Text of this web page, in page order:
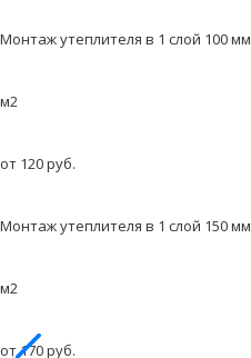
Монтаж утеплителя в 1 слой 100 мм
м2
от 120 руб.
Монтаж утеплителя в 1 слой 150 мм
м2
от 170 руб.